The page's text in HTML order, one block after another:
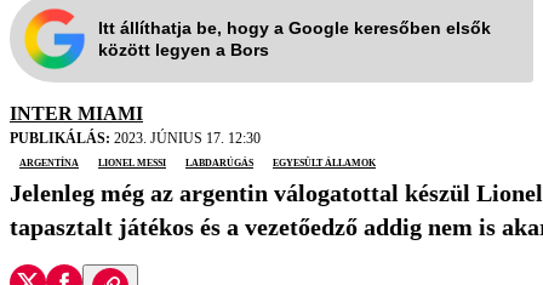
Itt állíthatja be, hogy a Google keresőben elsők
között legyen a Bors
INTER MIAMI
PUBLIKÁLÁS: 2023. JÚNIUS 17. 12:30
argentína
Lionel Messi labdarúgás Egyesült Államok
Jelenleg még az argentin válogatottal készül
tapasztalt játékos és a vezetőedző addig nem is